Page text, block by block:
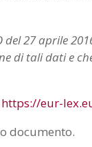
del 27 aprile
di tali dati e
https://eur-
documento.